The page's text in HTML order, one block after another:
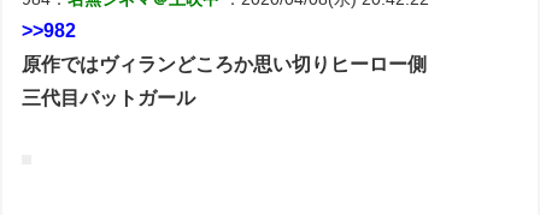
>>982
原作ではヴィランどころか思い切りヒーロー側
三代目バットガール